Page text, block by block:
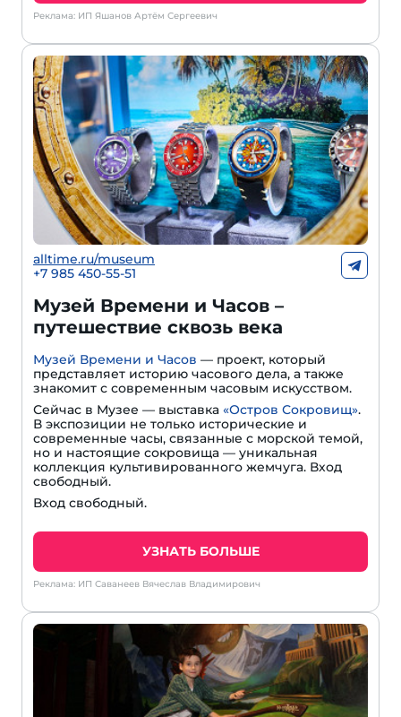
Реклама: ИП Яшанов Артём Сергеевич
alltime.ru/museum
+7 985 450-55-51
Музей Времени и Часов –
путешествие сквозь века
Музей Времени и Часов — проект, который
представляет историю часового дела, а также
знакомит с современным часовым искусством.
Сейчас в Музее — выставка «Остров Сокровищ».
В экспозиции не только исторические и
современные часы, связанные с морской темой,
но и настоящие сокровища — уникальная
коллекция культивированного жемчуга. Вход
свободный.
Вход свободный.
УЗНАТЬ БОЛЬШЕ
Реклама: ИП Саванеев Вячеслав Владимирович